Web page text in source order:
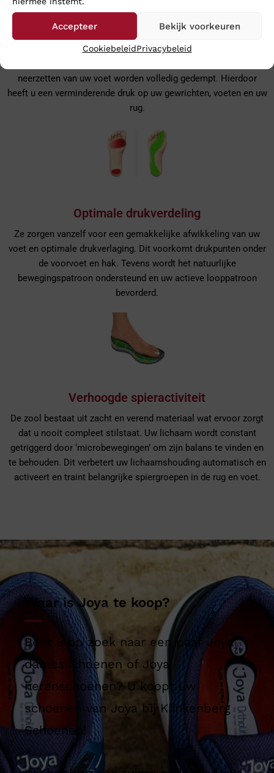
Accepteer Bekijk voorkeuren
CookiebeleidPrivacybeleid
verende PU schuim zich helemaal aanpast aan uw voetvorm.
Tegelijkertijd geeft het PU schuim uw voet maximale
neerzetten van uw voet worden volledig gedempt. Hierdoor
heeft u een verminderende druk op uw gewrichten, voeten en uw
rug.
Optimale drukverdeling
Ze zorgen vanzelf voor een gemakkelijke afwikkeling van uw
voet en optimale drukverlaging. Dit voorkomt drukpunten onder
de voorvoet en hak. Tevens wordt het natuurlijke
bewegingspatroon ondersteund en uw actieve looppatroon
bevorderd.
Verhoogde spieractiviteit
De zool bestaat uit zacht en verend materiaal wat ervoor zorgt
dat u nooit compleet stilstaat. Uw lichaam wordt constant
getriggerd door ‘microbewegingen’ om zijn balans te vinden en
te behouden. Dit verbetert uw lichaamshouding automatisch en
activeert en traint belangrijke spiergroepen in de rug en voet.
Waar is Joya te koop?
Bent u op zoek naar een paar Joya
damesschoenen of Joya
herenschoenen? U koopt uw
schoenen van Joya bij Klinkenberg
Schoenen!